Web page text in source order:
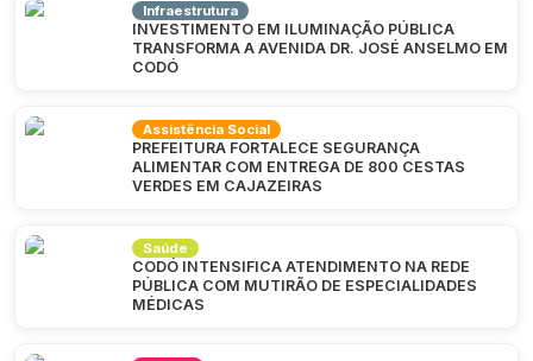
Infraestrutura
INVESTIMENTO EM ILUMINAÇÃO PÚBLICA
TRANSFORMA A AVENIDA DR. JOSÉ ANSELMO EM
CODÓ
Assistência Social
PREFEITURA FORTALECE SEGURANÇA
ALIMENTAR COM ENTREGA DE 800 CESTAS
VERDES EM CAJAZEIRAS
Saúde
CODÓ INTENSIFICA ATENDIMENTO NA REDE
PÚBLICA COM MUTIRÃO DE ESPECIALIDADES
MÉDICAS